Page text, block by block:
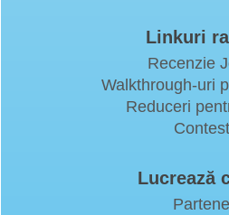
Linkuri
Recenzie
Walkthrough-uri
Reduceri
Lucrează